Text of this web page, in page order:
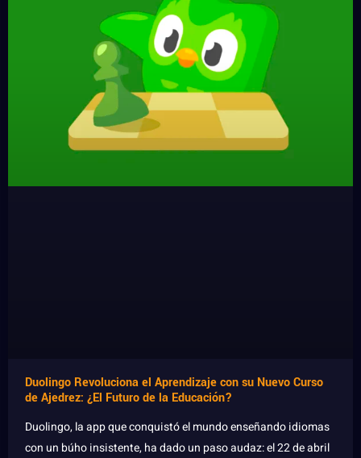
Duolingo Revoluciona el Aprendizaje con su Nuevo Curso
de Ajedrez: ¿El Futuro de la Educación?
Duolingo, la app que conquistó el mundo enseñando idiomas
con un búho insistente, ha dado un paso audaz: el 22 de abril